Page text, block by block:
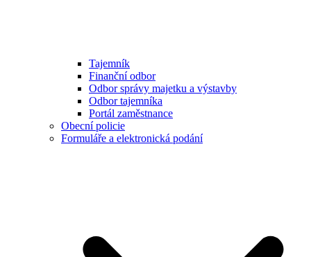
Tajemník
Finanční odbor
Odbor správy majetku a výstavby
Odbor tajemníka
Portál zaměstnance
Obecní policie
Formuláře a elektronická podání